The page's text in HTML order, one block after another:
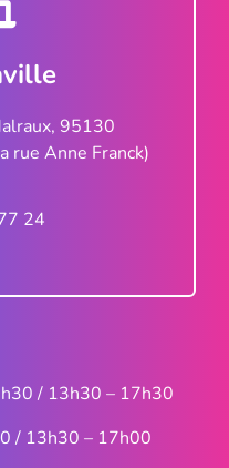
95130
rue Anne Franck)
24
/ 13h30 – 17h30
/ 13h30 – 17h00